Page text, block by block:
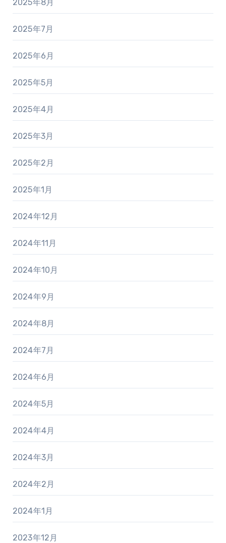
2025年8月
2025年7月
2025年6月
2025年5月
2025年4月
2025年3月
2025年2月
2025年1月
2024年12月
2024年11月
2024年10月
2024年9月
2024年8月
2024年7月
2024年6月
2024年5月
2024年4月
2024年3月
2024年2月
2024年1月
2023年12月